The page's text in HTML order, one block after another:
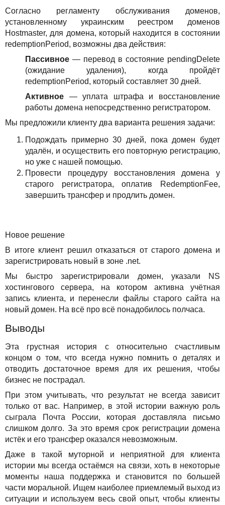
Согласно регламенту обслуживания доменов,
установленному украинским реестром доменов
Hostmaster, для домена, который находится в состоянии
redemptionPeriod, возможны два действия:
Пассивное — перевод в состояние pendingDelete
(ожидание удаления), когда пройдёт
redemptionPeriod, который составляет 30 дней.
Активное — уплата штрафа и восстановление
работы домена непосредственно регистратором.
Мы предложили клиенту два варианта решения задачи:
Подождать примерно 30 дней, пока домен будет
удалён, и осуществить его повторную регистрацию,
но уже с нашей помощью.
Провести процедуру восстановления домена у
старого регистратора, оплатив RedemptionFee,
завершить трансфер и продлить домен.
Новое решение
В итоге клиент решил отказаться от старого домена и
зарегистрировать новый в зоне .net.
Мы быстро зарегистрировали домен, указали NS
хостингового сервера, на котором активна учётная
запись клиента, и перенесли файлы старого сайта на
новый домен. На всё про всё понадобилось полчаса.
Выводы
Эта грустная история с относительно счастливым
концом о том, что всегда нужно помнить о деталях и
отводить достаточное время для их решения, чтобы
бизнес не пострадал.
При этом учитывать, что результат не всегда зависит
только от вас. Например, в этой истории важную роль
сыграла Почта России, которая доставляла письмо
слишком долго. За это время срок регистрации домена
истёк и его трансфер оказался невозможным.
Даже в такой муторной и неприятной для клиента
истории мы всегда остаёмся на связи, хоть в некоторые
моменты наша поддержка и становится по большей
части моральной. Ищем наиболее приемлемый выход из
ситуации и используем весь свой опыт, чтобы клиенты